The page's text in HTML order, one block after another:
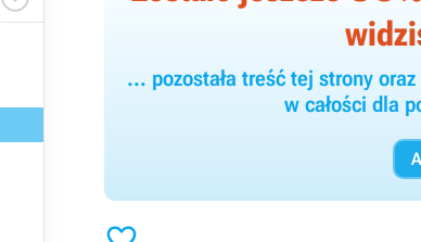
... pozostała treść tej strony
w całości dla